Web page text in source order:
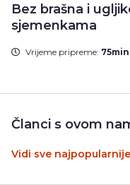
Bez brašna i
sjemenkama
Vrijeme pripreme: 75min
Članci s ovom
Vidi sve